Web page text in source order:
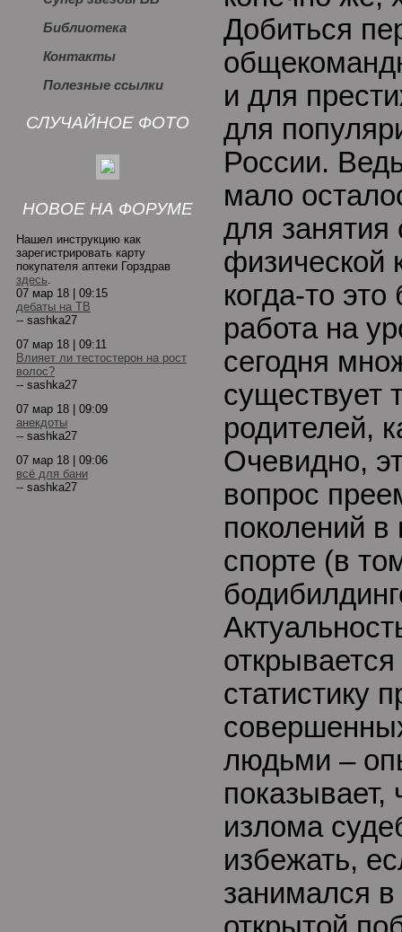
Библиотека
Контакты
Полезные ссылки
СЛУЧАЙНОЕ ФОТО
НОВОЕ НА ФОРУМЕ
Нашел инструкцию как
зарегистрировать карту
покупателя аптеки Горздрав
здесь.
07 мар 18 | 09:15
дебаты на ТВ
-- sashka27
07 мар 18 | 09:11
Влияет ли тестостерон на рост
волос?
-- sashka27
07 мар 18 | 09:09
анекдоты
-- sashka27
07 мар 18 | 09:06
всё для бани
-- sashka27
Добиться
и для
для
России.
мало
для занятия
физической
когда-то
работа на
сегодня
существует
родителей,
Очевидно,
вопрос
поколений
спорте (в
статистику
людьми –
показывает,
излома
избежать,
занимался в